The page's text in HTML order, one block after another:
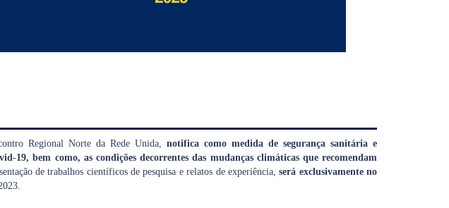
Regional Norte da Rede Unida, notifica como medida de segurança sanitária e
19, bem como, as condições decorrentes das mudanças climáticas que recomendam
de trabalhos científicos de pesquisa e relatos de experiência,será exclusivamente no